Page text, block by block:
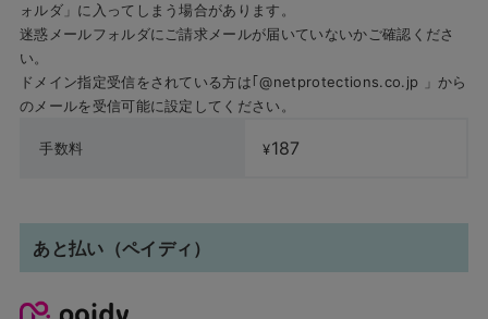
ォルダ」に入ってしまう場合があります。
迷惑メールフォルダにご請求メールが届いていないかご確認くださ
い。
ドメイン指定受信をされている方は｢@netprotections.co.jp 」から
のメールを受信可能に設定してください。
手数料 ¥187
あと払い（ペイディ）